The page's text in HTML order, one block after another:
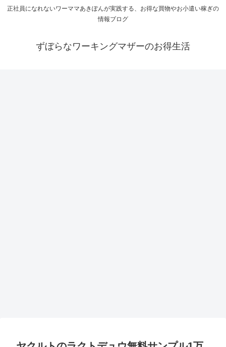
正社員になれないワーママあきぽんが実践する、お得な買物やお小遣い稼ぎの
情報ブログ
ずぼらなワーキングマザーのお得生活